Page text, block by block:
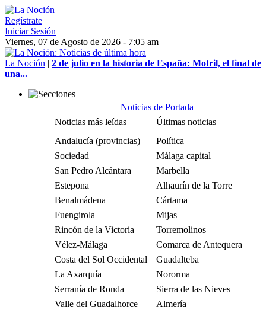
Regístrate
Iniciar Sesión
Viernes, 07 de Agosto de 2026 - 7:05 am
La Noción | 2 de julio en la historia de España: Motril, el final de
una...
Noticias de Portada
Noticias más leídas
Últimas noticias
Andalucía (provincias)
Política
Sociedad
Málaga capital
San Pedro Alcántara
Marbella
Estepona
Alhaurín de la Torre
Benalmádena
Cártama
Fuengirola
Mijas
Rincón de la Victoria
Torremolinos
Vélez-Málaga
Comarca de Antequera
Costa del Sol Occidental
Guadalteba
La Axarquía
Nororma
Serranía de Ronda
Sierra de las Nieves
Valle del Guadalhorce
Almería